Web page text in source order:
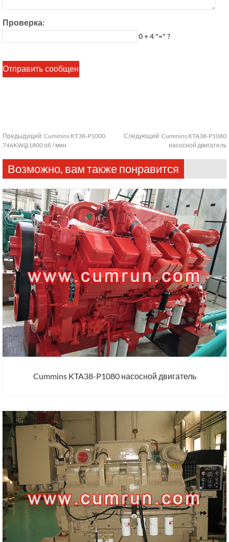
Проверка:
0 + 4 "=" ?
Предыдущий: Cummins KT38-P1000
746KW@1800 об / мин
Следующий: Cummins KTA38-P1080
насосной двигатель
Возможно, вам также понравится
Cummins KTA38-P1080 насосной двигатель